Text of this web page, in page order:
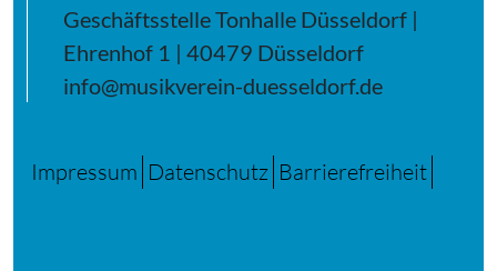
Geschäftsstelle Tonhalle Düsseldorf |
Ehrenhof 1 | 40479 Düsseldorf
info@musikverein-duesseldorf.de
Impressum Datenschutz Barrierefreiheit